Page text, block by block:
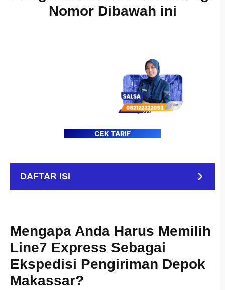
Nomor Dibawah ini
CEK TARIF
DAFTAR ISI
Mengapa Anda Harus Memilih
Line7 Express Sebagai
Ekspedisi Pengiriman Depok
Makassar?